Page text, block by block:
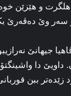
هلگرت و هێزێن
سەر وێ دەڤەرێ
جیهانێ
داویێ دا
زێده‌تر ببن